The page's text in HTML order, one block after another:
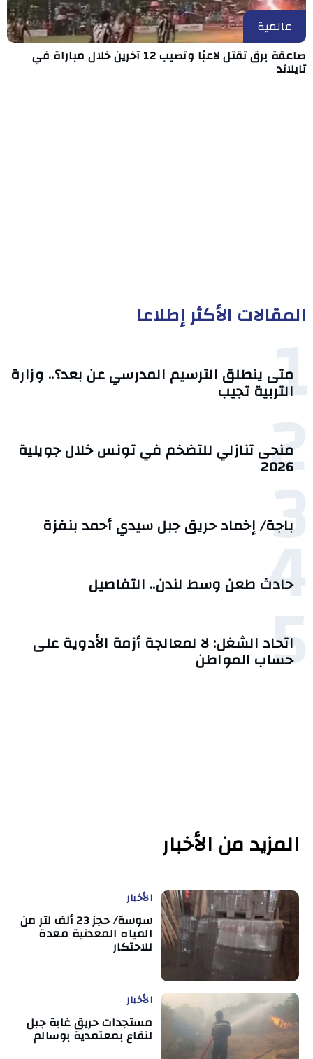
عالمية
صاعقة برق تقتل لاعبًا وتصيب 12 آخرين خلال مباراة في
تايلاند
المقالات الأكثر إطلاعا
1
متى ينطلق الترسيم المدرسي عن بعد؟.. وزارة
التربية تجيب
2 منحى تنازلي ‎للتضخم في تونس خلال جويلية
2026‎
3
باجة/ إخماد حريق جبل سيدي أحمد بنفزة
4
حادث طعن وسط لندن.. التفاصيل
5
اتحاد الشغل: لا لمعالجة أزمة الأدوية على
حساب المواطن
المزيد من الأخبار
الأخبار
سوسة/ حجز 23 ألف لتر من
المياه المعدنية معدة
للاحتكار
الأخبار
مستجدات حريق غابة جبل
لنقاع بمعتمدية بوسالم